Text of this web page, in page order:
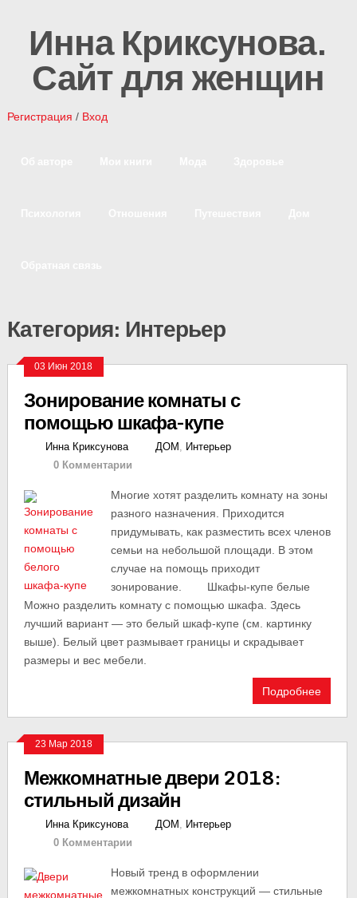
Инна Криксунова.
Сайт для женщин
Регистрация / Вход
Категория: Интерьер
03 Июн 2018
Зонирование комнаты с
помощью шкафа-купе
Инна Криксунова ДОМ , Интерьер
0 Комментарии
Многие хотят разделить комнату на зоны
разного назначения. Приходится
придумывать, как разместить всех членов
семьи на небольшой площади. В этом
случае на помощь приходит
зонирование. Шкафы-купе белые
Можно разделить комнату с помощью шкафа. Здесь
лучший вариант — это белый шкаф-купе (см. картинку
выше). Белый цвет размывает границы и скрадывает
размеры и вес мебели.
Подробнее
23 Мар 2018
Межкомнатные двери 2018:
стильный дизайн
Инна Криксунова ДОМ , Интерьер
0 Комментарии
Новый тренд в оформлении
межкомнатных конструкций — стильные